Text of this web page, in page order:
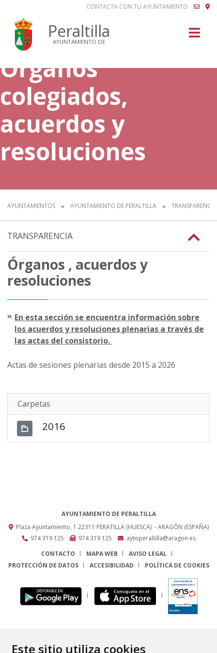
Este sitio utiliza cookies
CONTACTA CON TU AYUNTAMIENTO
Peraltilla
AYUNTAMIENTO DE
Órganos
colegiados,
acuerdos y
resoluciones
AYUNTAMIENTOS AYUNTAMIENTO DE PERALTILLA TRANSPARENCIA
TRANSPARENCIA
Órganos , acuerdos y
resoluciones
En esta sección se encuentra información sobre
los acuerdos y resoluciones plenarias a través de
las actas del consistorio.
Actas de sesiones plenarias desde 2015 a 2026
Carpetas
2016
AYUNTAMIENTO DE PERALTILLA
Plaza Ayuntamiento, 1 22311 PERATILLA (HUESCA) - ARAGÓN (ESPAÑA)
974 319 125
974 319 125
aytoperaltilla@aragon.es
CONTACTO
MAPA WEB
AVISO LEGAL
PROTECCIÓN DE DATOS
ACCESIBILIDAD POLÍTICA DE COOKIES